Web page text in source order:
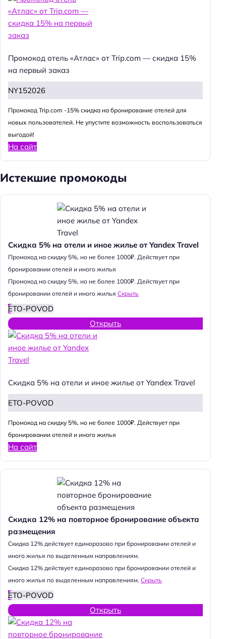
Промокод отель «Атлас» от Trip.com — скидка 15%
на первый заказ
NY152026
Промокод Trip.com -15% скидка на бронирование отелей для
новых пользователей. Не упустите возможность воспользоваться
выгодой!
На сайт
Истекшие промокоды
Скидка 5% на отели и иное жилье от Yandex Travel
Промокод на скидку 5%, но не более 1000₽. Действует при
бронировании отелей и иного жилья
Промокод на скидку 5%, но не более 1000₽. Действует при
бронировании отелей и иного жилья Скрыть
ETO-POVOD
Открыть
Скидка 5% на отели и иное жилье от Yandex Travel
ETO-POVOD
Промокод на скидку 5%, но не более 1000₽. Действует при
бронировании отелей и иного жилья
На сайт
Скидка 12% на повторное бронирование объекта
размещения
Cкидка 12% действует единоразово при бронировании отелей и
иного жилья по выделенным направлениям.
Cкидка 12% действует единоразово при бронировании отелей и
иного жилья по выделенным направлениям. Скрыть
ETO-POVOD
Открыть